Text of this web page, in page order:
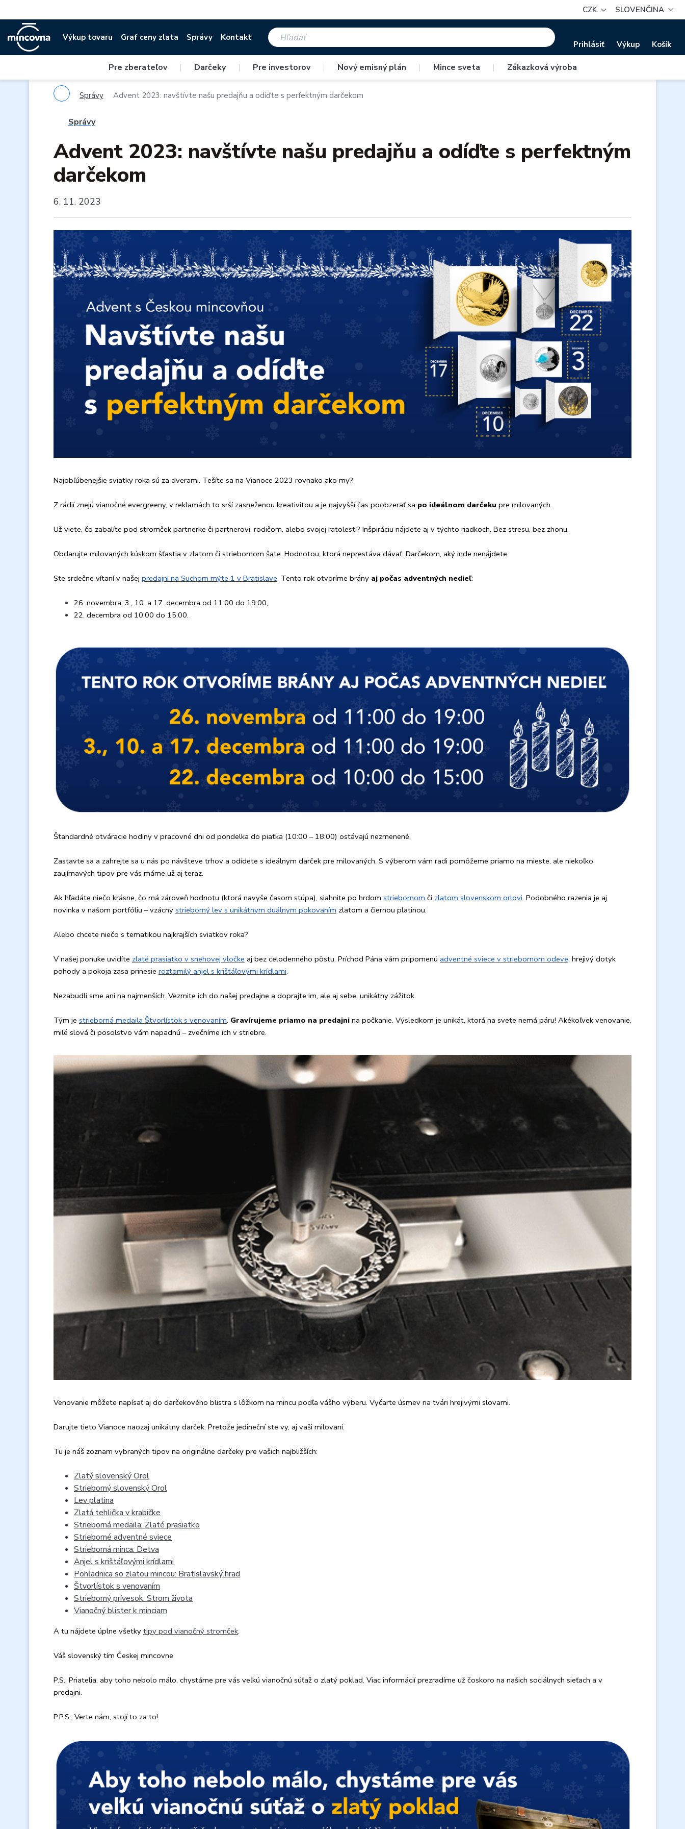
CZK SLOVENČINA
Výkup tovaru Graf ceny zlata Správy Kontakt
Prihlásiť Výkup Košík
Pre zberateľov | Darčeky | Pre investorov | Nový emisný plán | Mince sveta | Zákazková výroba
Správy Advent 2023: navštívte našu predajňu a odíďte s perfektným darčekom
Správy
Advent 2023: navštívte našu predajňu a odíďte s perfektným
darčekom
6. 11. 2023
Najobľúbenejšie sviatky roka sú za dverami. Tešíte sa na Vianoce 2023 rovnako ako my?
Z rádií znejú vianočné evergreeny, v reklamách to srší zasneženou kreativitou a je najvyšší čas poobzerať sa po ideálnom darčeku pre milovaných.
Už viete, čo zabalíte pod stromček partnerke či partnerovi, rodičom, alebo svojej ratolesti? Inšpiráciu nájdete aj v týchto riadkoch. Bez stresu, bez zhonu.
Obdarujte milovaných kúskom šťastia v zlatom či striebornom šate. Hodnotou, ktorá neprestáva dávať. Darčekom, aký inde nenájdete.
Ste srdečne vítaní v našej predajni na Suchom mýte 1 v Bratislave. Tento rok otvoríme brány aj počas adventných nedieľ:
26. novembra, 3., 10. a 17. decembra od 11:00 do 19:00,
22. decembra od 10:00 do 15:00.
Štandardné otváracie hodiny v pracovné dni od pondelka do piatka (10:00 – 18:00) ostávajú nezmenené.
Zastavte sa a zahrejte sa u nás po návšteve trhov a odídete s ideálnym darček pre milovaných. S výberom vám radi pomôžeme priamo na mieste, ale niekoľko
zaujímavých tipov pre vás máme už aj teraz.
Ak hľadáte niečo krásne, čo má zároveň hodnotu (ktorá navyše časom stúpa), siahnite po hrdom striebornom či zlatom slovenskom orlovi. Podobného razenia je aj
novinka v našom portfóliu – vzácny strieborný lev s unikátnym duálnym pokovaním zlatom a čiernou platinou.
Alebo chcete niečo s tematikou najkrajších sviatkov roka?
V našej ponuke uvidíte zlaté prasiatko v snehovej vločke aj bez celodenného pôstu. Príchod Pána vám pripomenú adventné sviece v striebornom odeve, hrejivý dotyk
pohody a pokoja zasa prinesie roztomilý anjel s krištáľovými krídlami.
Nezabudli sme ani na najmenších. Vezmite ich do našej predajne a doprajte im, ale aj sebe, unikátny zážitok.
Tým je strieborná medaila Štvorlístok s venovaním. Gravírujeme priamo na predajni na počkanie. Výsledkom je unikát, ktorá na svete nemá páru! Akékoľvek venovanie,
milé slová či posolstvo vám napadnú – zvečníme ich v striebre.
Venovanie môžete napísať aj do darčekového blistra s lôžkom na mincu podľa vášho výberu. Vyčarte úsmev na tvári hrejivými slovami.
Darujte tieto Vianoce naozaj unikátny darček. Pretože jedineční ste vy, aj vaši milovaní.
Tu je náš zoznam vybraných tipov na originálne darčeky pre vašich najbližších:
Zlatý slovenský Orol
Strieborný slovenský Orol
Lev platina
Zlatá tehlička v krabičke
Strieborná medaila: Zlaté prasiatko
Strieborné adventné sviece
Strieborná minca: Detva
Anjel s krištáľovými krídlami
Pohľadnica so zlatou mincou: Bratislavský hrad
Štvorlístok s venovaním
Strieborný prívesok: Strom života
Vianočný blister k minciam
A tu nájdete úplne všetky tipy pod vianočný stromček.
Váš slovenský tím Českej mincovne
P.S.: Priatelia, aby toho nebolo málo, chystáme pre vás veľkú vianočnú súťaž o zlatý poklad. Viac informácií prezradíme už čoskoro na našich sociálnych sieťach a v
predajni.
P.P.S.: Verte nám, stojí to za to!